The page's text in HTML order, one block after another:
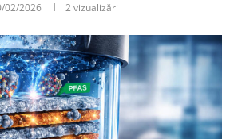
02/2026 2 vizualizări